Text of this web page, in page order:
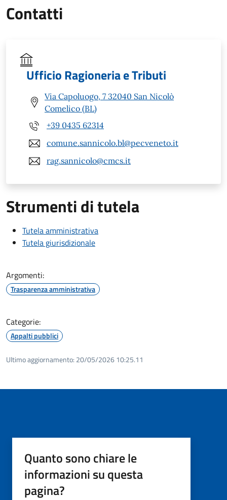
Contatti
Ufficio Ragioneria e Tributi
Via Capoluogo, 7 32040 San Nicolò
Comelico (BL)
+39 0435 62314
comune.sannicolo.bl@pecveneto.it
rag.sannicolo@cmcs.it
Strumenti di tutela
Tutela amministrativa
Tutela giurisdizionale
Argomenti:
Trasparenza amministrativa
Categorie:
Appalti pubblici
Ultimo aggiornamento: 20/05/2026 10:25.11
Quanto sono chiare le
informazioni su questa
pagina?